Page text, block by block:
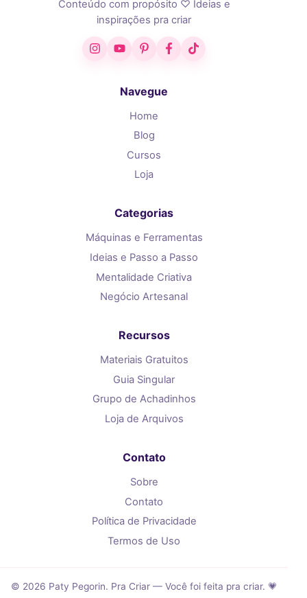
Conteúdo com propósito ♡ Ideias e
inspirações pra criar
InstagramYouTubePinterestFacebook
TikTok
Navegue
Home
Blog
Cursos
Loja
Categorias
Máquinas e Ferramentas
Ideias e Passo a Passo
Mentalidade Criativa
Negócio Artesanal
Recursos
Materiais Gratuitos
Guia Singular
Grupo de Achadinhos
Loja de Arquivos
Contato
Sobre
Contato
Política de Privacidade
Termos de Uso
© 2026 Paty Pegorin. Pra Criar — Você foi feita pra criar. 💗